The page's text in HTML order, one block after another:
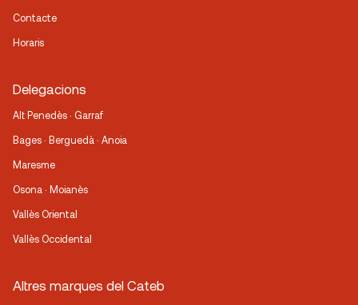
Contacte
Horaris
Delegacions
Alt Penedès · Garraf
Bages · Berguedà · Anoia
Maresme
Osona · Moianès
Vallès Oriental
Vallès Occidental
Altres marques del Cateb